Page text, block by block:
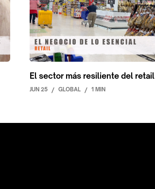
El sector más resiliente del retail
JUN 25 / GLOBAL / 1 MIN